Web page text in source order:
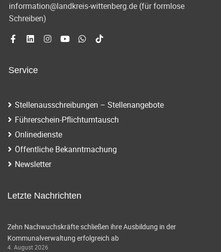
information@landkreis-wittenberg.de (für formlose
Schreiben)
Service
Stellenausschreibungen – Stellenangebote
Führerschein-Pflichtumtausch
Onlinedienste
Öffentliche Bekanntmachung
Newsletter
Letzte Nachrichten
Zehn Nachwuchskräfte schließen ihre Ausbildung in der
Kommunalverwaltung erfolgreich ab
4. August 2026